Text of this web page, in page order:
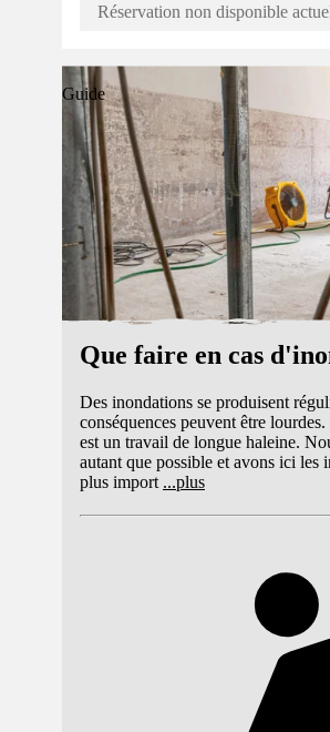
Réservation non disponible
Guide
Que faire en cas
Des inondations se produisent
conséquences peuvent être
est un travail de longue haleine.
autant que possible et avons ici les
plus import ...plus